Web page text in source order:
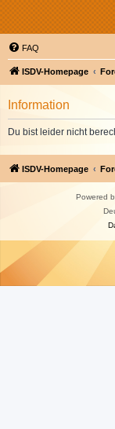
FAQ
ISDV-Homepage
Information
Du bist leider nicht
ISDV-Homepage
Powered